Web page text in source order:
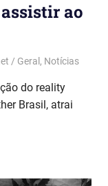
ao
Geral, Notícias
do reality
Brasil, atrai